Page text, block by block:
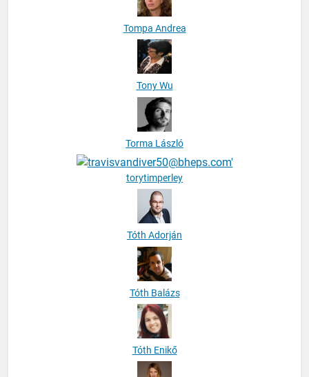
Tompa Andrea
Tony Wu
Torma László
torytimperley
Tóth Adorján
Tóth Balázs
Tóth Enikő